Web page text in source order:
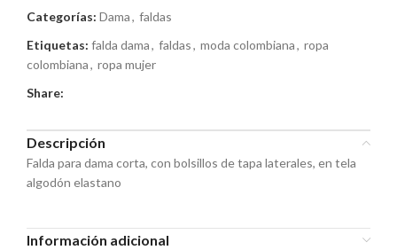
Categorías: Dama, faldas
Etiquetas: falda dama, faldas, moda colombiana, ropa
colombiana, ropa mujer
Share:
Descripción
Falda para dama corta, con bolsillos de tapa laterales, en tela
algodón elastano
Información adicional